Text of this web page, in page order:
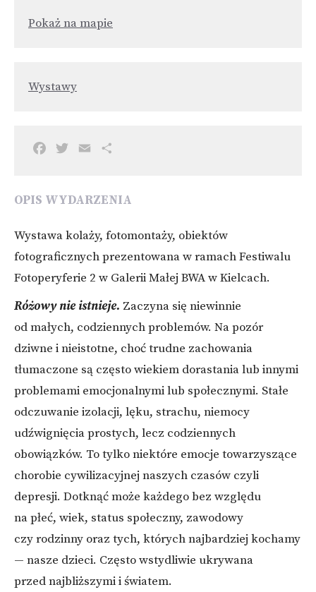
Pokaż na mapie
Wystawy
e
o
t
e
i
r
OPIS WYDARZENIA
Wystawa kolaży, fotomontaży, obiektów
fotograficznych prezentowana w ramach Festiwalu
Fotoperyferie 2 w Galerii Małej BWA w Kielcach.
Różowy nie istnieje. Zaczyna się niewinnie
od małych, codziennych problemów. Na pozór
dziwne i nieistotne, choć trudne zachowania
tłumaczone są często wiekiem dorastania lub innymi
problemami emocjonalnymi lub społecznymi. Stałe
odczuwanie izolacji, lęku, strachu, niemocy
udźwignięcia prostych, lecz codziennych
obowiązków. To tylko niektóre emocje towarzyszące
chorobie cywilizacyjnej naszych czasów czyli
depresji. Dotknąć może każdego bez względu
na płeć, wiek, status społeczny, zawodowy
czy rodzinny oraz tych, których najbardziej kochamy
— nasze dzieci. Często wstydliwie ukrywana
przed najbliższymi i światem.